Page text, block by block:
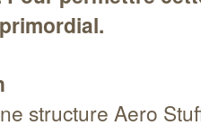
structure Aero